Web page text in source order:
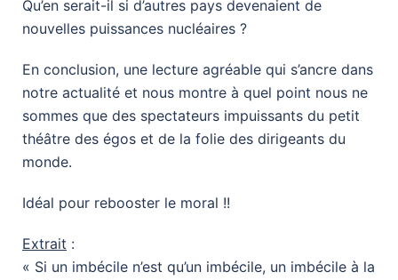
Qu’en serait-il si d’autres pays devenaient de
nouvelles puissances nucléaires ?
En conclusion, une lecture agréable qui s’ancre dans
notre actualité et nous montre à quel point nous ne
sommes que des spectateurs impuissants du petit
théâtre des égos et de la folie des dirigeants du
monde.
Idéal pour rebooster le moral !!
Extrait :
« Si un imbécile n’est qu’un imbécile, un imbécile à la